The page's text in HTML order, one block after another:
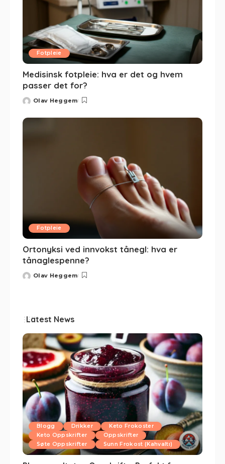
Fotpleie
Medisinsk fotpleie: hva er det og hvem
passer det for?
Olav Heggem
Fotpleie
Ortonyksi ved innvokst tånegl: hva er
tånaglespenne?
Olav Heggem
Latest News
Blogg Drikker
Keto Frokoster
Keto Oppskrifter
Oppskrifter
Søte Oppskrifter
Sunn Frokost (Kahvaltı)